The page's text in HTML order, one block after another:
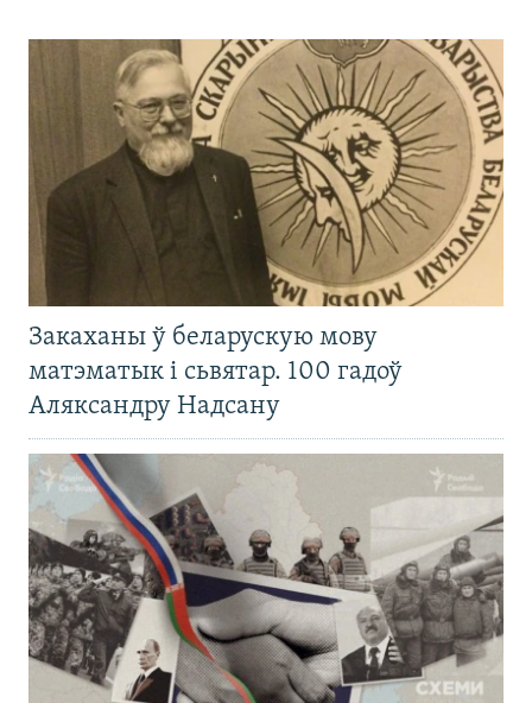
Закаханы ў беларускую мову
матэматык і сьвятар. 100 гадоў
Аляксандру Надсану